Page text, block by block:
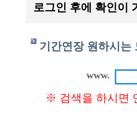
로그인 후에 확인이
기간연장 원하시는
www.
※ 검색을 하시면